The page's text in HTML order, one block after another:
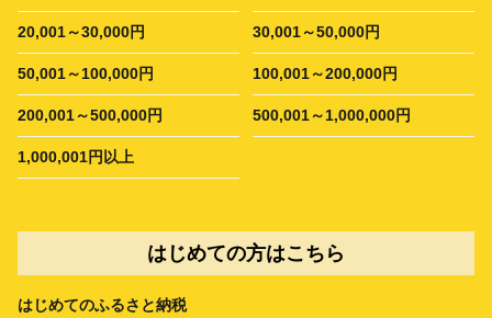
20,001～30,000円 30,001～50,000円
50,001～100,000円 100,001～200,000円
200,001～500,000円 500,001～1,000,000円
1,000,001円以上
はじめての方はこちら
はじめてのふるさと納税